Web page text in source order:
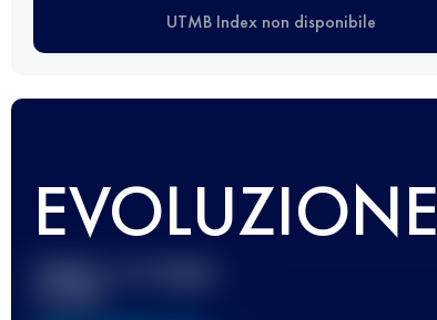
UTMB Index non disponibile
EVOLUZIONE
Miglior punteggio